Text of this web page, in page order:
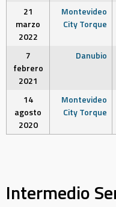
21
marzo
2022
Montevideo
City Torque
7
febrero
2021
Danubio
14
agosto
2020
Montevideo
City Torque
Intermedio